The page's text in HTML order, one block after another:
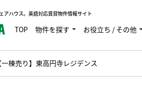
アハウス。英語対応賃貸物件情報サイト
TOP 物件を探す お役立ち / その他
棟売り】東高円寺レジデンス